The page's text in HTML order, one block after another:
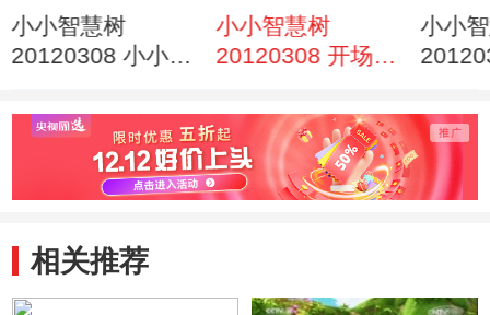
小小智慧树
20120308 小小幼
小小智慧树
20120308 开场歌
小小
相关推荐